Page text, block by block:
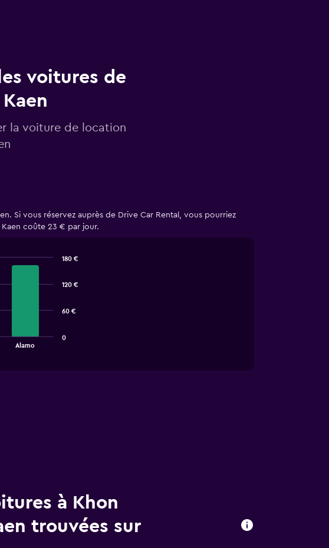
voitures de
la voiture de location
Si vous réservez auprès de Drive Car Rental, vous pourriez
coûte 23 € par jour.
Alamo
0
60 €
120 €
180 €
à Khon
trouvées sur